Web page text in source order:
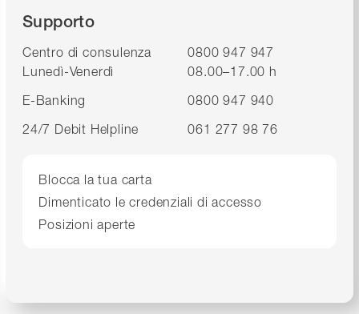
Supporto
Centro di consulenza
0800 947 947
Lunedì-Venerdì
08.00–17.00 h
E-Banking
0800 947 940
24/7 Debit Helpline
061 277 98 76
Blocca la tua carta
Dimenticato le credenziali di accesso
Posizioni aperte